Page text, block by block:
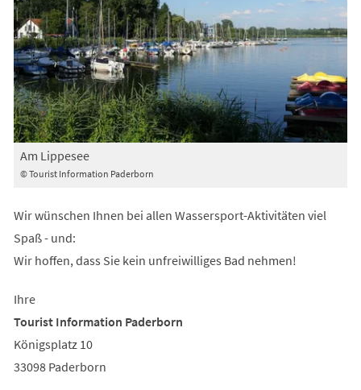
© Tourist Information Paderborn
Am Lippesee
Wir wünschen Ihnen bei allen Wassersport-Aktivitäten viel
Spaß - und:
Wir hoffen, dass Sie kein unfreiwilliges Bad nehmen!
Ihre
Tourist Information Paderborn
Königsplatz 10
33098 Paderborn